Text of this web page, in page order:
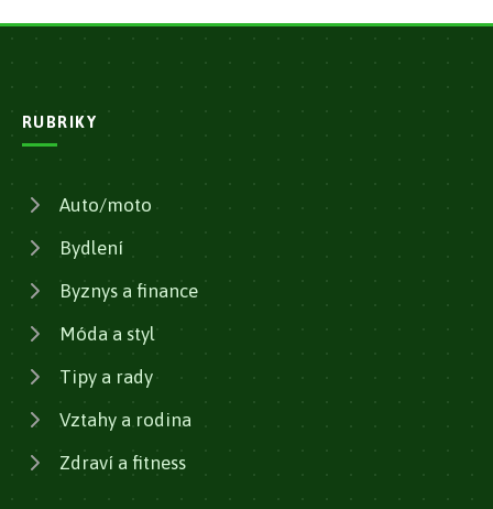
RUBRIKY
Auto/moto
Bydlení
Byznys a finance
Móda a styl
Tipy a rady
Vztahy a rodina
Zdraví a fitness